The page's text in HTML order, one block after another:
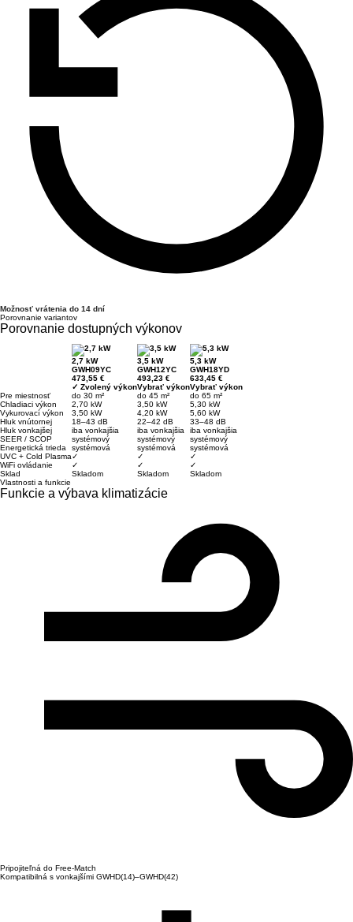
Možnosť vrátenia do 14 dní
Porovnanie variantov
Porovnanie dostupných výkonov
2,7 kW
GWH09YC
473,55 €
✓ Zvolený výkon
3,5 kW
GWH12YC
493,23 €
Vybrať výkon
5,3 kW
GWH18YD
633,45 €
Vybrať výkon
Pre miestnosť
do 30 m² do 45 m²
do 65 m²
Chladiaci výkon
2,70 kW 3,50 kW
5,30 kW
Vykurovací výkon
3,50 kW 4,20 kW
5,60 kW
Hluk vnútornej
18–43 dB 22–42 dB
33–48 dB
Hluk vonkajšej
iba vonkajšia iba vonkajšia
iba vonkajšia
SEER / SCOP
systémový systémový
systémový
Energetická trieda
systémová systémová
systémová
UVC + Cold Plasma✓ ✓
✓
WiFi ovládanie
✓ ✓
✓
Sklad
Skladom Skladom
Skladom
Vlastnosti a funkcie
Funkcie a výbava klimatizácie
Pripojiteľná do Free-Match
Kompatibilná s vonkajšími GWHD(14)–GWHD(42)